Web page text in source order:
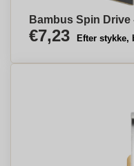
Bambus Spin Drive
€7,23 Efter stykke,